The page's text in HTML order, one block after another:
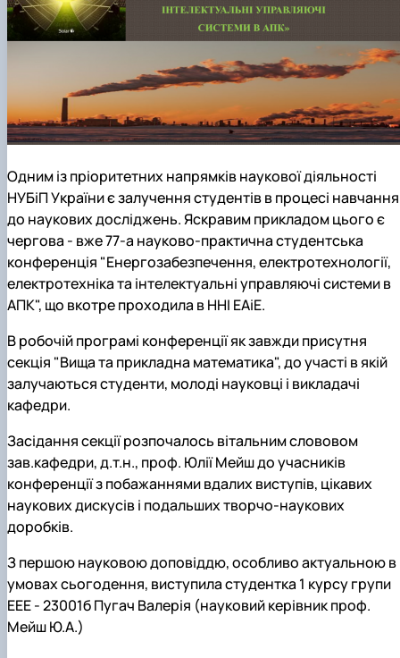
Одним із пріоритетних напрямків наукової діяльності
НУБіП України є залучення студентів в процесі навчання
до наукових досліджень. Яскравим прикладом цього є
чергова - вже 77-а науково-практична студентська
конференція "Енергозабезпечення, електротехнології,
електротехніка та інтелектуальні управляючі системи в
АПК", що вкотре проходила в ННІ ЕАіЕ.
В робочій програмі конференції як завжди присутня
секція "Вища та прикладна математика", до участі в якій
залучаються студенти, молоді науковці і викладачі
кафедри.
Засідання секції розпочалось вітальним слововом
зав.кафедри, д.т.н., проф. Юлії Мейш до учасників
конференції з побажаннями вдалих виступів, цікавих
наукових дискусів і подальших творчо-наукових
доробків.
З першою науковою доповіддю, особливо актуальною в
умовах сьогодення, виступила студентка 1 курсу групи
ЕЕЕ - 23001б Пугач Валерія (науковий керівник проф.
Мейш Ю.А.)